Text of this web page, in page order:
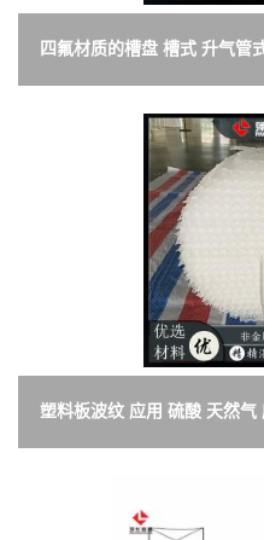
四氟材质的槽盘 槽式 升气管
家
塑料板波纹 应用 硫酸 天然气